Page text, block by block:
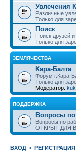
Увлечения
Различные
Только для
Поиск
Поиск друзей и
Только для
ЗЕМЛЯЧЕСТВА
Кара-Балта
Форум г.Кара-
Только для
Модератор:
ПОДДЕРЖКА
Вопросы по
Вопросы по
ОТКРЫТ ДЛЯ
ВХОД • РЕГИСТРАЦИЯ